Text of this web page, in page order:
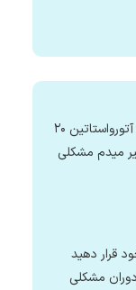
سلام من چربی خونم دکتر گفت بالاس برام آتورواستاتین ۲۰
میدم مشکلی
قرار دهید
مشکلی